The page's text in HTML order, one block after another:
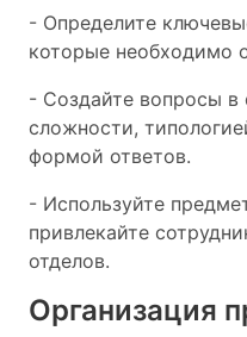
- Определите
которые необходимо
- Создайте вопросы в
сложности,
формой ответов.
- Используйте
привлекайте
отделов.
Организация